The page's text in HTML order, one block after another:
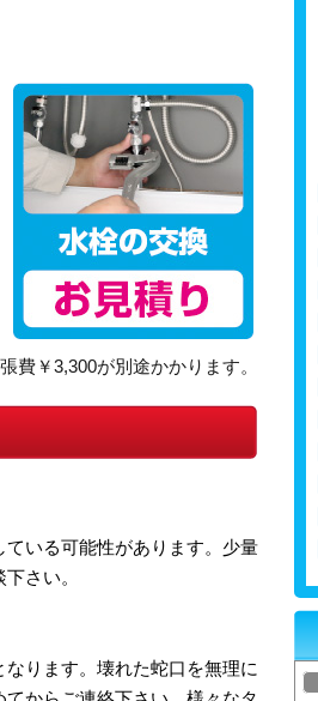
費￥3,300が別途かかります。
いる可能性があります。少量
さい。
ります。壊れた蛇口を無理に